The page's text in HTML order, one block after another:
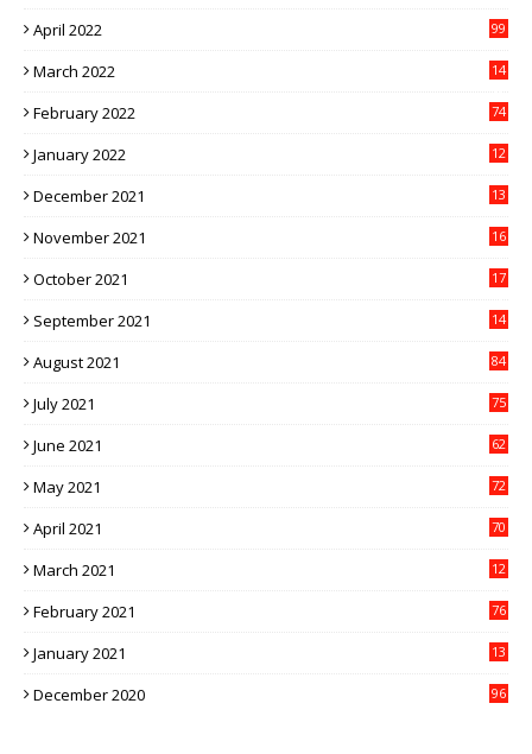
April 2022 99
March 2022
14
February 2022 74
January 2022
12
December 2021
13
November 2021
16
October 2021
17
September 2021
14
August 2021 84
July 2021 75
June 2021 62
May 2021 72
April 2021 70
March 2021
12
February 2021 76
January 2021
13
December 2020 96